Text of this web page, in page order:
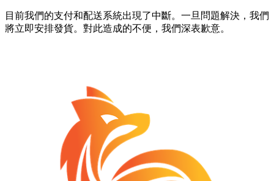
目前我們的支付和配送系統出現了中斷。一旦問題解決，我們
將立即安排發貨。對此造成的不便，我們深表歉意。